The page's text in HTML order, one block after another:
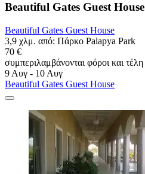
Beautiful Gates Guest House
Beautiful Gates Guest House
3,9 χλμ. από: Πάρκο Palapya Park
70 €
συμπεριλαμβάνονται φόροι και τέλη
9 Αυγ - 10 Αυγ
Beautiful Gates Guest House